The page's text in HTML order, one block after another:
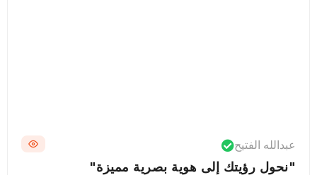
عبدالله الفتيح
"نحول رؤيتك إلى هوية بصرية مميزة"